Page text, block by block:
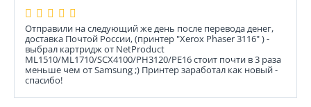
Отправили на следующий же день после перевода денег,
доставка Почтой России, (принтер "Xerox Phaser 3116" ) -
выбрал картридж от NetProduct
ML1510/ML1710/SCX4100/PH3120/PE16 стоит почти в 3 раза
меньше чем от Samsung ;) Принтер заработал как новый -
спасибо!